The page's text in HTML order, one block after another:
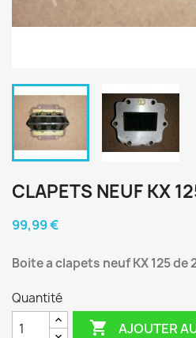
CLAPETS NEUF KX
99,99 €
Boite a clapets neuf KX 125 de
Quantité
 AJOUTER